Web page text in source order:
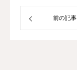
前の記事